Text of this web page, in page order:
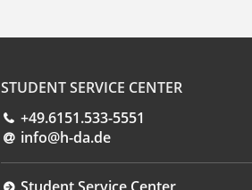
STUDENT SERVICE CENTER
+49.6151.533-5551
info@h-da.de